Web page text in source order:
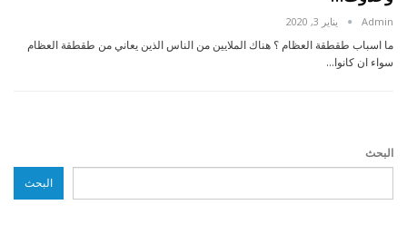
Admin يناير 3, 2020
ما اسباب طقطقة العظام ؟ هناك الملايين من الناس الذين يعاني من طقطقة العظام
سواء ان كانوا…
البحث
البحث